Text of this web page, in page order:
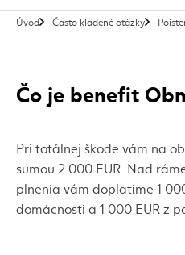
Úvod Často kladené otázky
Čo je benefit
Pri totálnej škode vám na
sumou 2 000 EUR. Nad
plnenia vám doplatíme 1
domácnosti a 1 000 EUR z